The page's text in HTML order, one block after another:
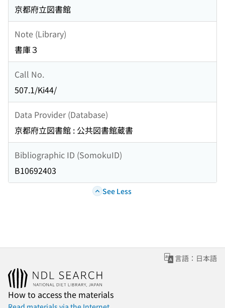
京都府立図書館
Note (Library)
書庫３
Call No.
507.1/Ki44/
Data Provider (Database)
京都府立図書館 : 公共図書館蔵書
Bibliographic ID (SomokuID)
B10692403
See Less
言語：日本語
How to access the materials